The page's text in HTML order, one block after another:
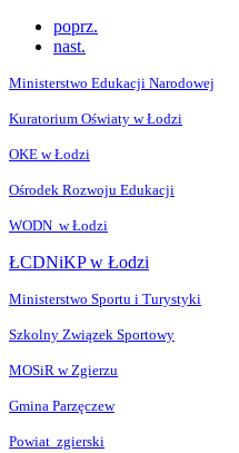
poprz.
nast.
Ministerstwo Edukacji Narodowej
Kuratorium Oświaty w Łodzi
OKE w Łodzi
Ośrodek Rozwoju Edukacji
WODN w Łodzi
ŁCDNiKP w Łodzi
Ministerstwo Sportu i Turystyki
Szkolny Związek Sportowy
MOSiR w Zgierzu
Gmina Parzęczew
Powiat zgierski